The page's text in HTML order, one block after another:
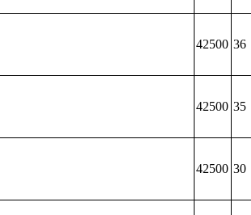
42500 36
42500 35
42500 30